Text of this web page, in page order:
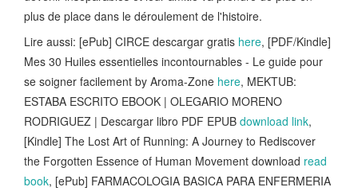
plus de place dans le déroulement de l'histoire.
Lire aussi: [ePub] CIRCE descargar gratis here, [PDF/Kindle]
Mes 30 Huiles essentielles incontournables - Le guide pour
se soigner facilement by Aroma-Zone here, MEKTUB:
ESTABA ESCRITO EBOOK | OLEGARIO MORENO
RODRIGUEZ | Descargar libro PDF EPUB download link,
[Kindle] The Lost Art of Running: A Journey to Rediscover
the Forgotten Essence of Human Movement download read
book, [ePub] FARMACOLOGIA BASICA PARA ENFERMERIA